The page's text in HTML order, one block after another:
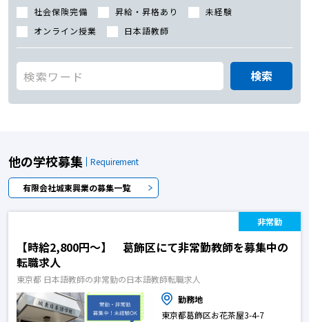
社会保険完備
昇給・昇格あり
未経験
オンライン授業
日本語教師
検索
他の学校募集 Requirement
有限会社城東興業の募集一覧
非常勤
【時給2,800円〜】 葛飾区にて非常勤教師を募集中の
転職求人
東京都 日本語教師の非常勤の日本語教師転職求人
勤務地
東京都葛飾区お花茶屋3-4-7